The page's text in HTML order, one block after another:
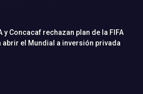
y Concacaf rechazan plan de la FIFA
abrir el Mundial a inversión privada